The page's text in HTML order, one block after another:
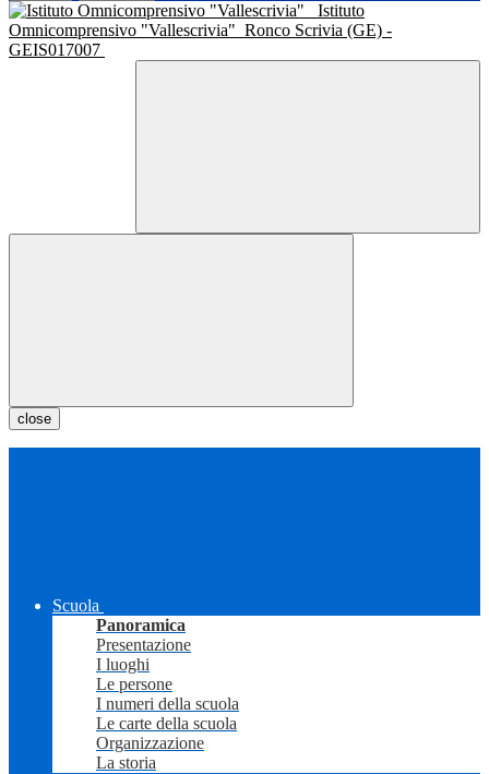
Istituto
Omnicomprensivo "Vallescrivia" Ronco Scrivia (GE) -
GEIS017007
close
Scuola
Panoramica
Presentazione
I luoghi
Le persone
I numeri della scuola
Le carte della scuola
Organizzazione
La storia